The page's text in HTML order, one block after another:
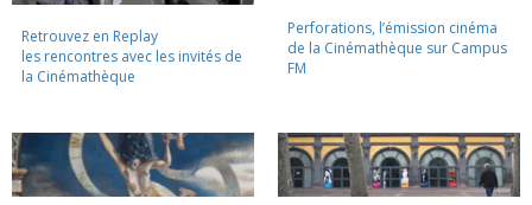
Retrouvez en Replay
les rencontres avec les invités de
la Cinémathèque
Perforations, l’émission cinéma
de la Cinémathèque sur Campus
FM